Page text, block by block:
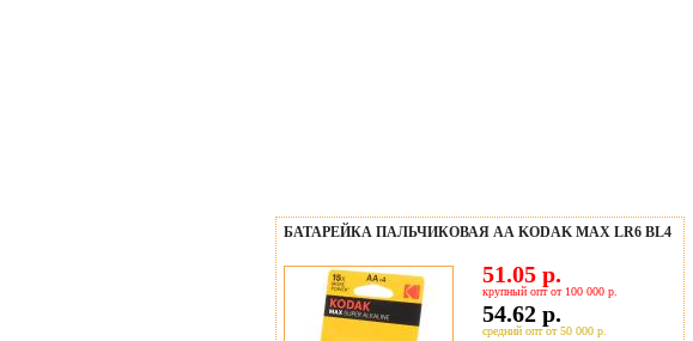
БАТАРЕЙКА ПАЛЬЧИКОВАЯ АА KODAK MAX LR6 BL4
51.05 р.
крупный опт от 100 000 р.
54.62 р.
средний опт от 50 000 р.